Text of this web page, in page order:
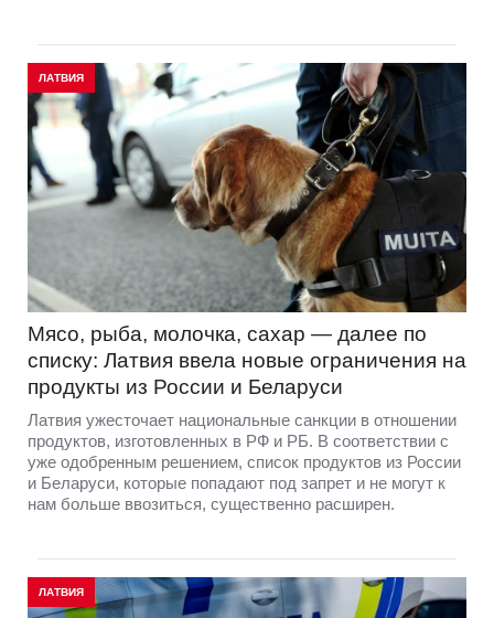
ЛАТВИЯ
Мясо, рыба, молочка, сахар — далее по
списку: Латвия ввела новые ограничения на
продукты из России и Беларуси
Латвия ужесточает национальные санкции в отношении
продуктов, изготовленных в РФ и РБ. В соответствии с
уже одобренным решением, список продуктов из России
и Беларуси, которые попадают под запрет и не могут к
нам больше ввозиться, существенно расширен.
ЛАТВИЯ